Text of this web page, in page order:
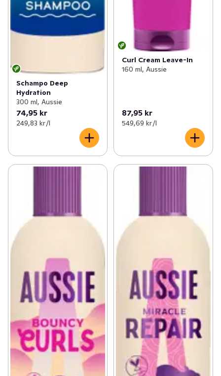
Schampo Deep
Hydration
300 ml, Aussie
74,95 kr
249,83 kr /l
Curl Cream Leave-In
160 ml, Aussie
87,95 kr
549,69 kr /l